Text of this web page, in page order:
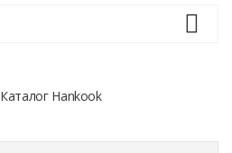
Каталог Hankook